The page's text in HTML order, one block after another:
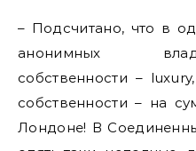
– Подсчитано, что в
анонимных
собственности –
собственности – на
Лондоне! В